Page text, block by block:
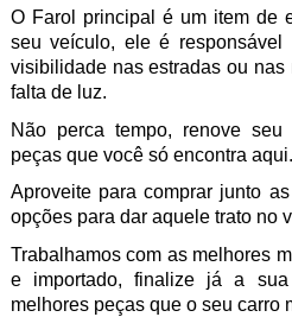
O Farol principal é um item de
seu veículo, ele é responsável
visibilidade nas estradas ou
falta de luz.
Não perca tempo, renove
peças que você só encontra aqui.
Aproveite para comprar junto
opções para dar aquele trato no
Trabalhamos com as melhores
e importado, finalize já a
melhores peças que o seu carro